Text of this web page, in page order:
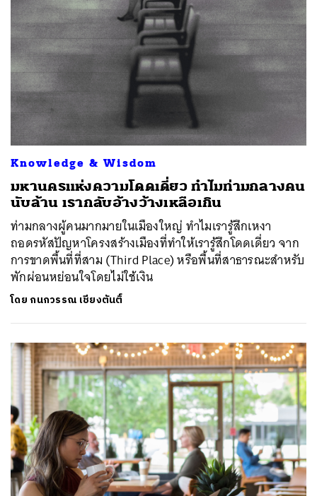
Knowledge & Wisdom
มหานครแห่งความโดดเดี่ยว ทำไมท่ามกลางคน
นับล้าน เรากลับอ้างว้างเหลือเกิน
ท่ามกลางผู้คนมากมายในเมืองใหญ่ ทำไมเรารู้สึกเหงา
ถอดรหัสปัญหาโครงสร้างเมืองที่ทำให้เรารู้สึกโดดเดี่ยว จาก
การขาดพื้นที่ที่สาม (Third Place) หรือพื้นที่สาธารณะสำหรับ
พักผ่อนหย่อนใจโดยไม่ใช้เงิน
โดย กนกวรรณ เชียงตันติ์